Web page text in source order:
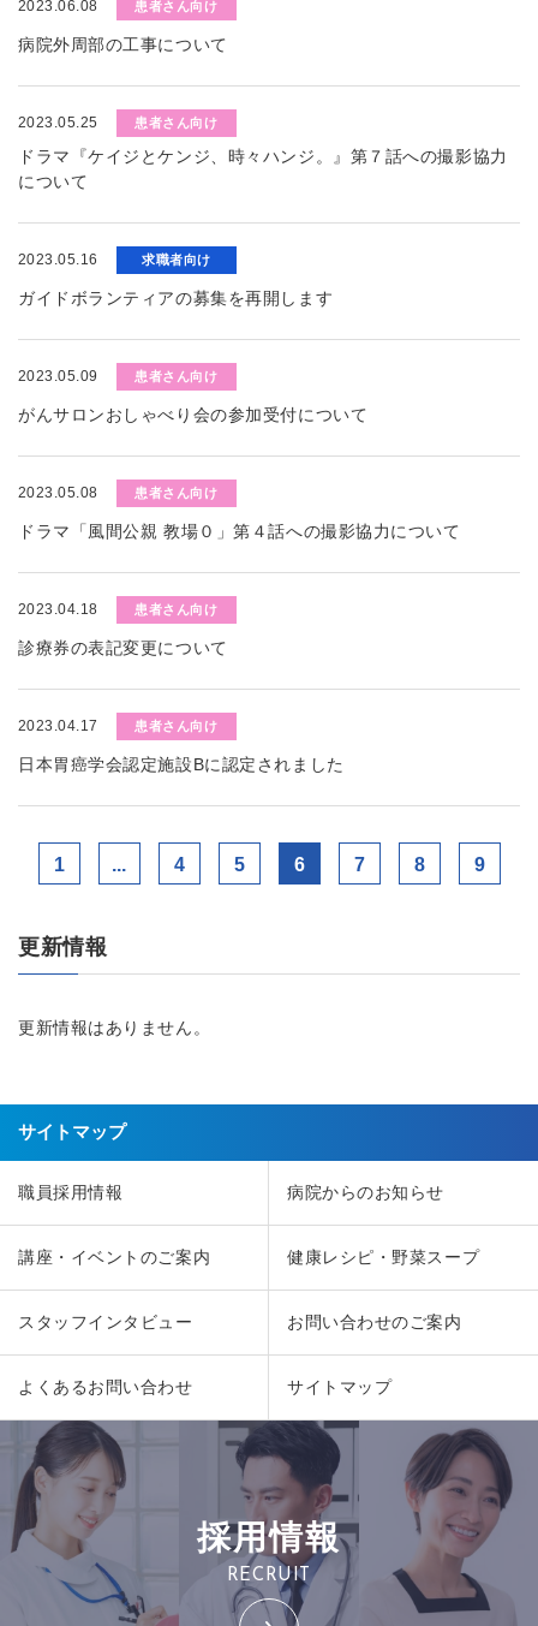
2023.06.08 患者さん向け
病院外周部の工事について
2023.05.25 患者さん向け
ドラマ『ケイジとケンジ、時々ハンジ。』第７話への撮影協力
について
2023.05.16 求職者向け
ガイドボランティアの募集を再開します
2023.05.09 患者さん向け
がんサロンおしゃべり会の参加受付について
2023.05.08 患者さん向け
ドラマ「風間公親 教場０」第４話への撮影協力について
2023.04.18 患者さん向け
診療券の表記変更について
2023.04.17 患者さん向け
日本胃癌学会認定施設Bに認定されました
1 ... 4 5 6 7 8 9
更新情報
更新情報はありません。
サイトマップ
職員採用情報 病院からのお知らせ
講座・イベントのご案内 健康レシピ・野菜スープ
スタッフインタビュー お問い合わせのご案内
よくあるお問い合わせ サイトマップ
採用情報
RECRUIT